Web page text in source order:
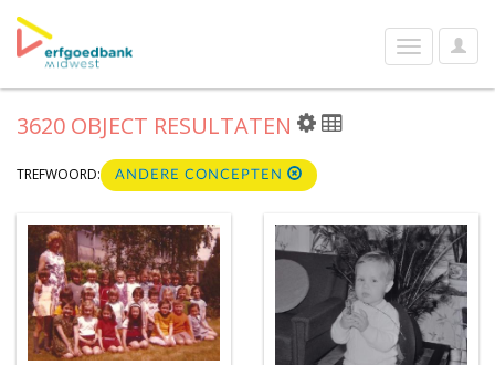
User
Toggle
navigation
3620 OBJECT RESULTATEN
TREFWOORD: ANDERE CONCEPTEN